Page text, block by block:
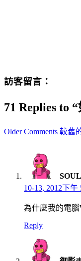
訪客留言：
71 Replies to
Comment
Older Comments 較舊
SOUL
10-13, 2012下午
為什麼我的電
Reply